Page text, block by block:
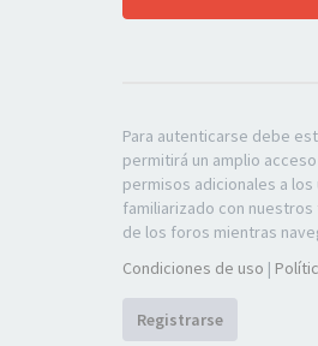
Para autenticarse debe
permitirá un amplio
permisos adicionales a
familiarizado con
de los foros mientras
Condiciones de uso |
Registrarse